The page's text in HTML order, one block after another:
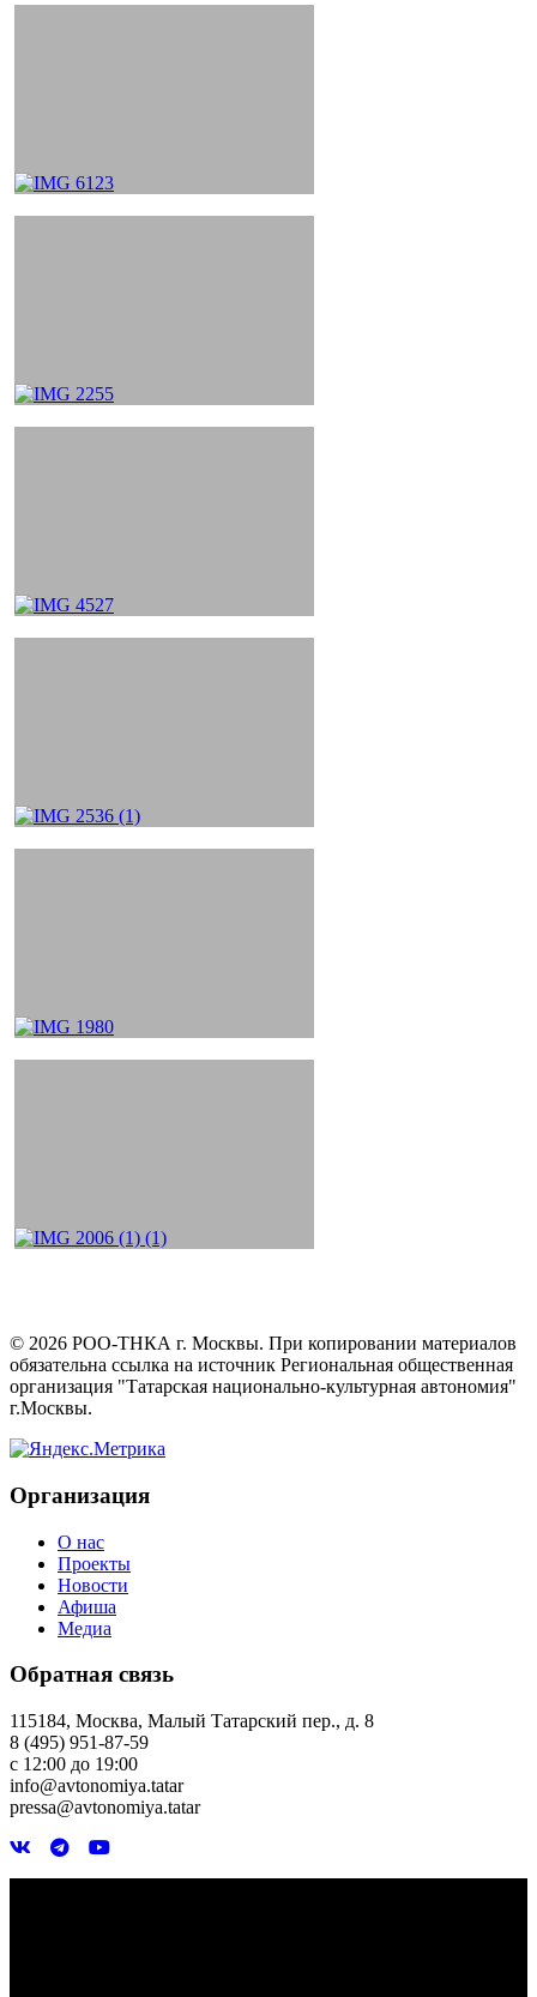
© 2026 РОО-ТНКА г. Москвы. При копировании материалов
обязательна ссылка на источник Региональная общественная
организация "Татарская национально-культурная автономия"
г.Москвы.
Организация
О нас
Проекты
Новости
Афиша
Медиа
Обратная связь
115184, Москва, Малый Татарский пер., д. 8
8 (495) 951-87-59
с 12:00 до 19:00
info@avtonomiya.tatar
pressa@avtonomiya.tatar